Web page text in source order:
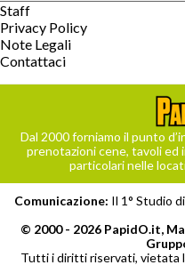
Staff
Privacy Policy
Note Legali
Contattaci
Dal 2000 forniamo il punto
prenotazioni cene, tavoli ed
particolari nelle
Comunicazione: Il 1° Studio
© 2000 - 2026 PapidO.it,
Tutti i diritti riservati, vietata